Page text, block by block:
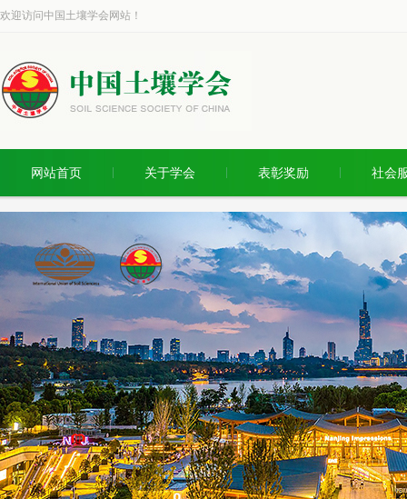
欢迎访问中国土壤学会网站！
网站首页 关于学会 表彰奖励 社会